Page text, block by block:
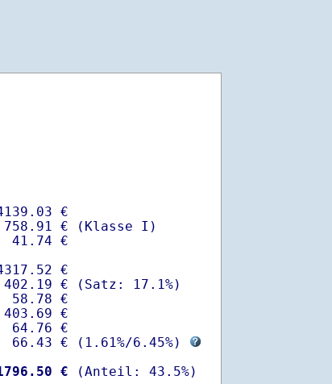
€
€ (Klasse I)
41.74 €
€
€ (Satz: 17.1%)
58.78 €
€
€
€ ( 1.61%/6.45%)
€